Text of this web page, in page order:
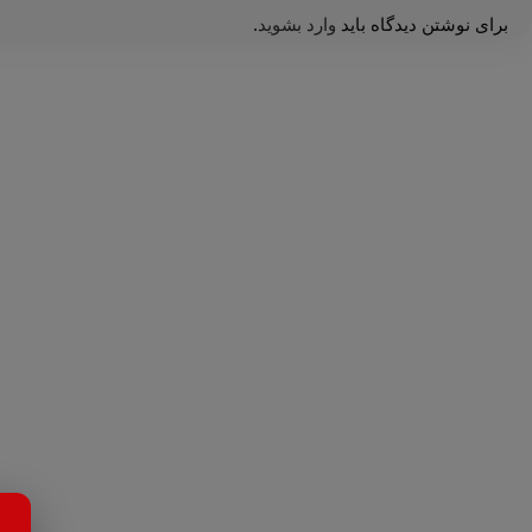
برای نوشتن دیدگاه باید وارد بشوید .